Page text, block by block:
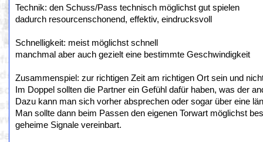
Technik: den Schuss/Pass technisch möglichst gut spielen
dadurch resourcenschonend, effektiv, eindrucksvoll
Schnelligkeit: meist möglichst schnell
manchmal aber auch gezielt eine bestimmte Geschwindigkeit
Zusammenspiel: zur richtigen Zeit am richtigen Ort sein und
Im Doppel sollten die Partner ein Gefühl dafür haben, was der
Dazu kann man sich vorher absprechen oder sogar über eine
Man sollte dann beim Passen den eigenen Torwart möglichst
geheime Signale vereinbart.